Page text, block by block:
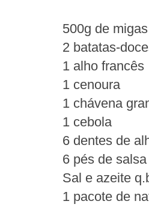
500g de
2 batatas-
1 alho francês
1 cenoura
1 chávena
1 cebola
6 dentes de
6 pés de salsa
Sal e azeite
1 pacote de